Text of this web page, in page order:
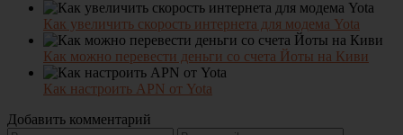
Как увеличить скорость интернета для модема Yota
Как можно перевести деньги со счета Йоты на Киви
Как настроить APN от Yota
Добавить комментарий